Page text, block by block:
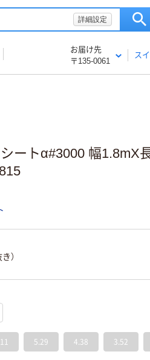
詳細設定
お届け先
〒135-0061
ス
ートα#3000 幅1.8mX
）
5.29 4.38 3.52